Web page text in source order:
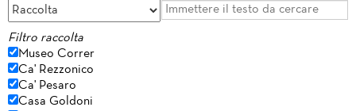
Filtro raccolta
Museo Correr
Ca' Rezzonico
Ca' Pesaro
Casa Goldoni